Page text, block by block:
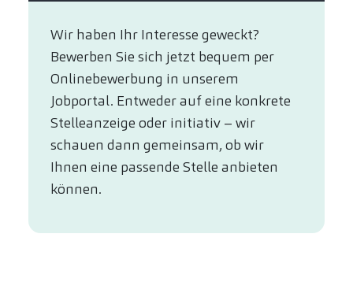
Wir haben Ihr Interesse geweckt?​
Bewerben Sie sich jetzt bequem per
Online­bewerbung in unserem
Jobportal. Entweder auf eine konkrete
Stelleanzeige oder initiativ – wir
schauen dann gemeinsam, ob wir
Ihnen eine passende Stelle anbieten
können.​